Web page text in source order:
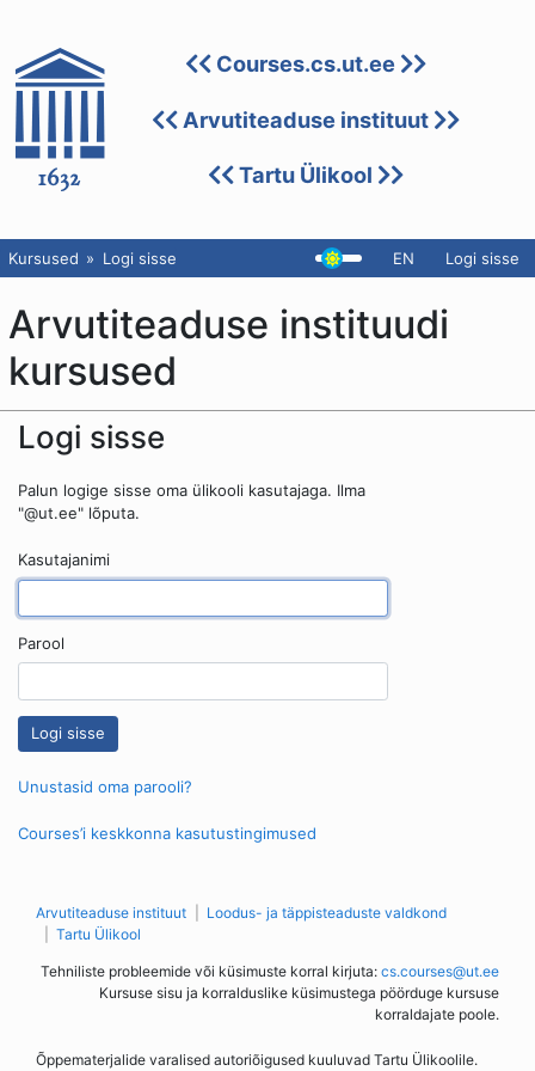
Courses.cs.ut.ee
Arvutiteaduse instituut
Tartu Ülikool
Kursused Logi sisse EN Logi sisse
Arvutiteaduse instituudi
kursused
Logi sisse
Palun logige sisse oma ülikooli kasutajaga. Ilma
"@ut.ee" lõputa.
Kasutajanimi
Parool
Unustasid oma parooli?
Courses’i keskkonna kasutustingimused
Arvutiteaduse instituut
Loodus- ja täppisteaduste valdkond
Tartu Ülikool
Tehniliste probleemide või küsimuste korral kirjuta: cs.courses@ut.ee
Kursuse sisu ja korralduslike küsimustega pöörduge kursuse
korraldajate poole.
Õppematerjalide varalised autoriõigused kuuluvad Tartu Ülikoolile.